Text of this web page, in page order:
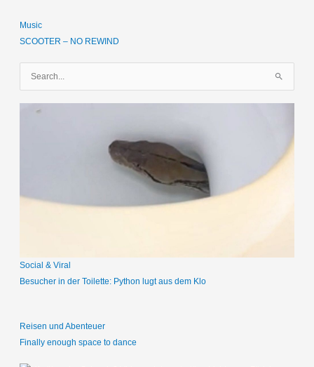
Music
SCOOTER – NO REWIND
c
c
Social & Viral
Besucher in der Toilette: Python lugt aus dem Klo
Reisen und Abenteuer
Finally enough space to dance